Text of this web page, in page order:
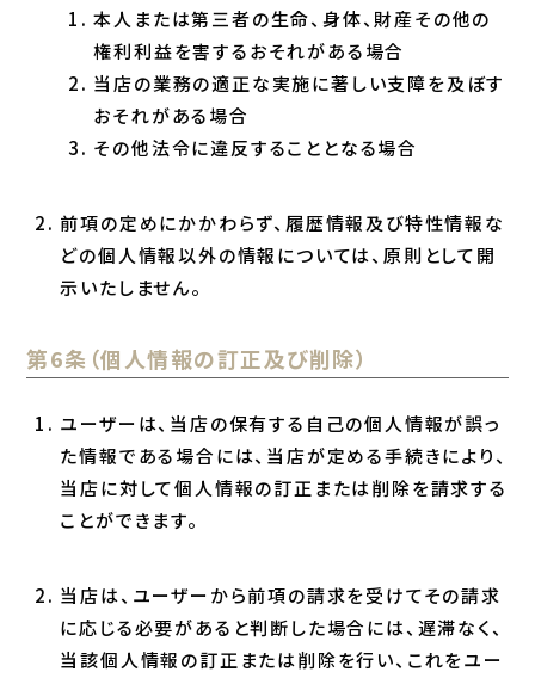
本人または第三者の生命、身体、財産その他の
権利利益を害するおそれがある場合
当店の業務の適正な実施に著しい支障を及ぼす
おそれがある場合
その他法令に違反することとなる場合
前項の定めにかかわらず、履歴情報及び特性情報な
どの個人情報以外の情報については、原則として開
示いたしません。
第6条（個人情報の訂正及び削除）
ユーザーは、当店の保有する自己の個人情報が誤っ
た情報である場合には、当店が定める手続きにより、
当店に対して個人情報の訂正または削除を請求する
ことができます。
当店は、ユーザーから前項の請求を受けてその請求
に応じる必要があると判断した場合には、遅滞なく、
当該個人情報の訂正または削除を行い、これをユー